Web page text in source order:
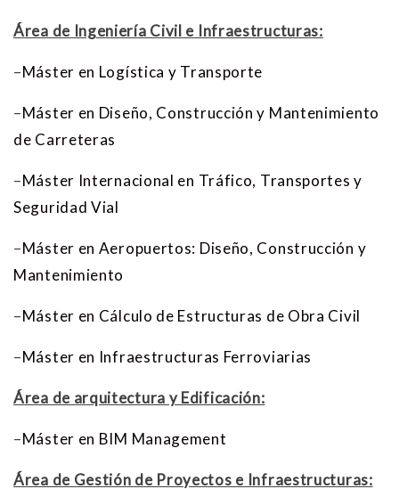
Área de Ingeniería Civil e Infraestructuras:
–Máster en Logística y Transporte
–Máster en Diseño, Construcción y Mantenimiento
de Carreteras
–Máster Internacional en Tráfico, Transportes y
Seguridad Vial
–Máster en Aeropuertos: Diseño, Construcción y
Mantenimiento
–Máster en Cálculo de Estructuras de Obra Civil
–Máster en Infraestructuras Ferroviarias
Área de arquitectura y Edificación:
–Máster en BIM Management
Área de Gestión de Proyectos e Infraestructuras: